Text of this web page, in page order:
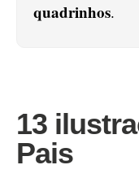
quadrinhos.
13
Pais